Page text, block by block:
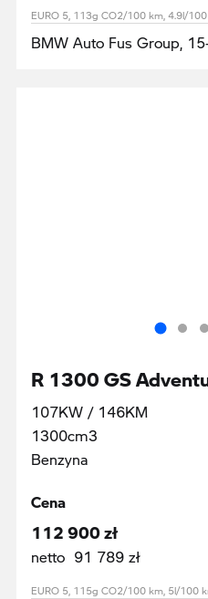
EURO 5, 113g CO2/100 km, 4.9l/
BMW Auto Fus Group,
R 1300 GS
107KW / 146KM
1300cm3
Benzyna
Cena
112 900 zł
netto 91 789 zł
EURO 5, 115g CO2/100 km, 5l/100